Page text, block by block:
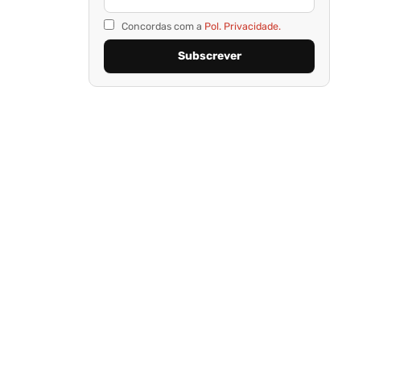
Concordas com a Pol. Privacidade.